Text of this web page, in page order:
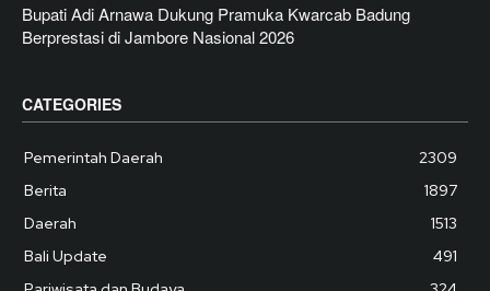
Bupati Adi Arnawa Dukung Pramuka Kwarcab Badung
Berprestasi di Jambore Nasional 2026
CATEGORIES
Pemerintah Daerah
2309
Berita
1897
Daerah
1513
Bali Update
491